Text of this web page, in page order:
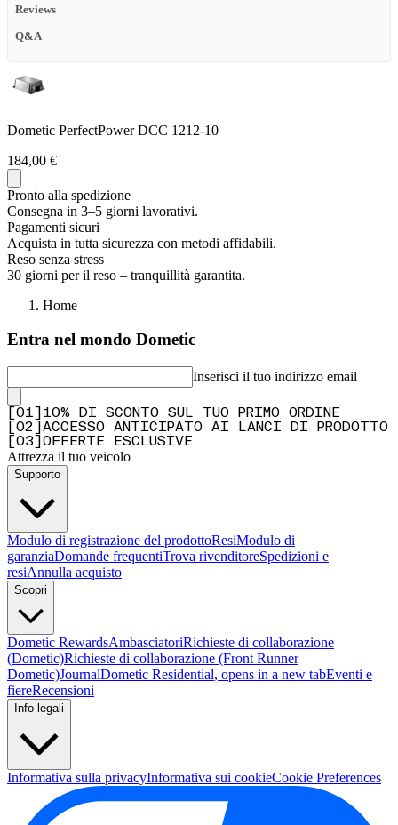
Reviews
Q&A
Dometic PerfectPower DCC 1212-10
184,00 €
Pronto alla spedizione
Consegna in 3–5 giorni lavorativi.
Pagamenti sicuri
Acquista in tutta sicurezza con metodi affidabili.
Reso senza stress
30 giorni per il reso – tranquillità garantita.
Home
Entra nel mondo Dometic
Inserisci il tuo indirizzo email
01
10% DI SCONTO SUL TUO PRIMO ORDINE
02
ACCESSO ANTICIPATO AI LANCI DI PRODOTTO
03 OFFERTE ESCLUSIVE
Attrezza il tuo veicolo
Supporto
Modulo di registrazione del prodottoResiModulo di
garanziaDomande frequentiTrova rivenditoreSpedizioni e
resiAnnulla acquisto
Scopri
Dometic RewardsAmbasciatoriRichieste di collaborazione
(Dometic)Richieste di collaborazione (Front Runner
Dometic)JournalDometic Residential, opens in a new tabEventi e
fiereRecensioni
Info legali
Informativa sulla privacyInformativa sui cookieCookie Preferences